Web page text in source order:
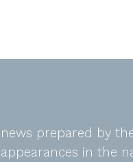
prepared by
in the